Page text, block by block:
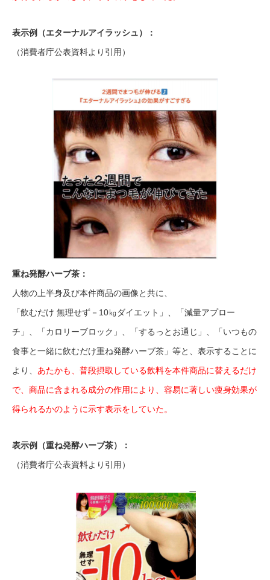
表示例（エターナルアイラッシュ）：
（消費者庁公表資料より引用）
重ね発酵ハーブ茶：
人物の上半身及び本件商品の画像と共に、
「飲むだけ 無理せず－10㎏ダイエット」、「減量アプロー
チ」、「カロリーブロック」、「するっとお通じ」、「いつもの
食事と一緒に飲むだけ重ね発酵ハーブ茶」等と、表示することに
より、 あたかも、普段摂取している飲料を本件商品に替えるだけ
で、商品に含まれる成分の作用により、容易に著しい痩身効果が
得られるかのように示す表示をしていた。
表示例（重ね発酵ハーブ茶）：
（消費者庁公表資料より引用）